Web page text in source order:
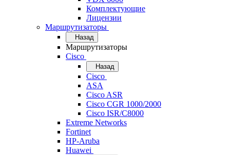
Комплектующие
Лицензии
Маршрутизаторы
Назад
Маршрутизаторы
Cisco
Назад
Cisco
ASA
Cisco ASR
Cisco CGR 1000/2000
Cisco ISR/С8000
Extreme Networks
Fortinet
HP-Aruba
Huawei